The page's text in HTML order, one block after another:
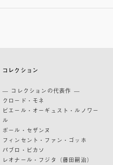
コレクション
— コレクションの代表作 —
クロード・モネ
ピエール・オーギュスト・ルノワー
ル
ポール・セザンヌ
フィンセント・ファン・ゴッホ
パブロ・ピカソ
レオナール・フジタ（藤田嗣治）